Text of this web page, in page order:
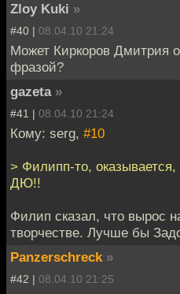
Zloy Kuki »
#40 | 08.04.10 21:24
Может Киркоров Дмитрия
фразой?
gazeta »
#41 | 08.04.10 21:24
Кому: serg, #10
> Филипп-то,
ДЮ!!
Филип сказал, что вырос
творчестве. Лучше бы
Panzerschreck »
#42 | 08.04.10 21:25